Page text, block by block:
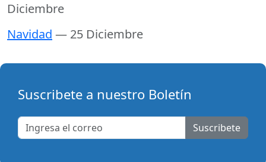
Diciembre
Navidad — 25 Diciembre
Suscribete a nuestro Boletín
Suscribete